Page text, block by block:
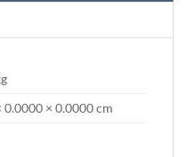
0.0000 × 0.0000 cm